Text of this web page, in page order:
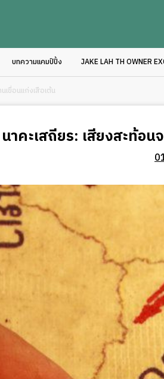
บทความแคมป์ปิ้ง JAKE LAH TH OWNER
ขื่อนแก่งเสือเต้น
าคะเสถียร: เสียงสะท้อ